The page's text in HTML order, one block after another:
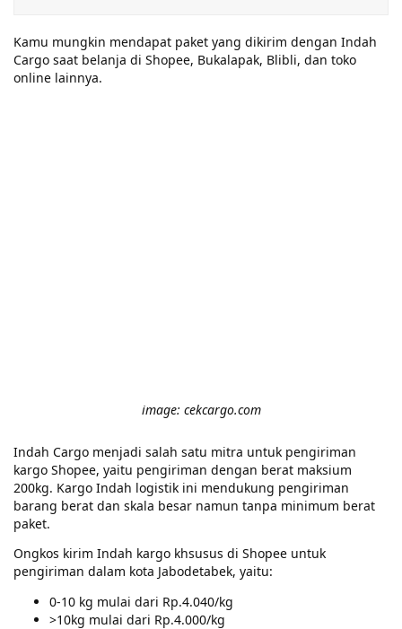
Kamu mungkin mendapat paket yang dikirim dengan Indah
Cargo saat belanja di Shopee, Bukalapak, Blibli, dan toko
online lainnya.
image: cekcargo.com
Indah Cargo menjadi salah satu mitra untuk pengiriman
kargo Shopee, yaitu pengiriman dengan berat maksium
200kg. Kargo Indah logistik ini mendukung pengiriman
barang berat dan skala besar namun tanpa minimum berat
paket.
Ongkos kirim Indah kargo khsusus di Shopee untuk
pengiriman dalam kota Jabodetabek, yaitu:
0-10 kg mulai dari Rp.4.040/kg
>10kg mulai dari Rp.4.000/kg